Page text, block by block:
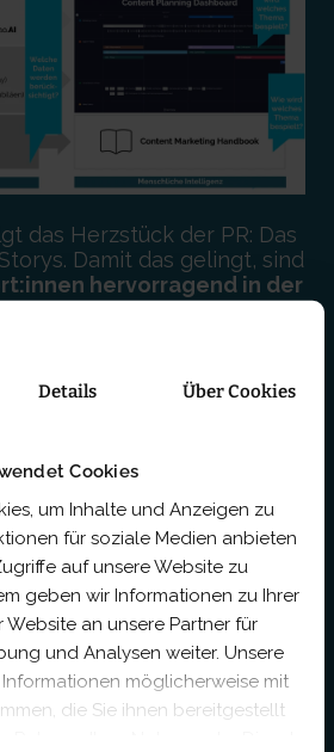
Details Über Cookies
Cookies
um Inhalte und Anzeigen zu
für soziale Medien anbieten
auf unsere Website zu
geben wir Informationen zu Ihrer
an unsere Partner für
und Analysen weiter. Unsere
möglicherweise mit
die Sie ihnen bereitgestellt
das Herzstück der PR: Das
Damit das gelingt, sind
hervorragend in der